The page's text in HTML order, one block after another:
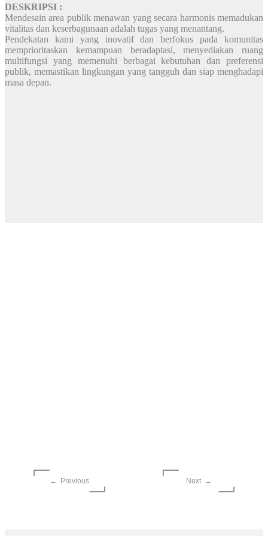
DESKRIPSI :
Mendesain area publik menawan yang secara harmonis memadukan
vitalitas dan keserbagunaan adalah tugas yang menantang.
Pendekatan kami yang inovatif dan berfokus pada komunitas
memprioritaskan kemampuan beradaptasi, menyediakan ruang
multifungsi yang memenuhi berbagai kebutuhan dan preferensi
publik, memastikan lingkungan yang tangguh dan siap menghadapi
masa depan.
← Previous Next →